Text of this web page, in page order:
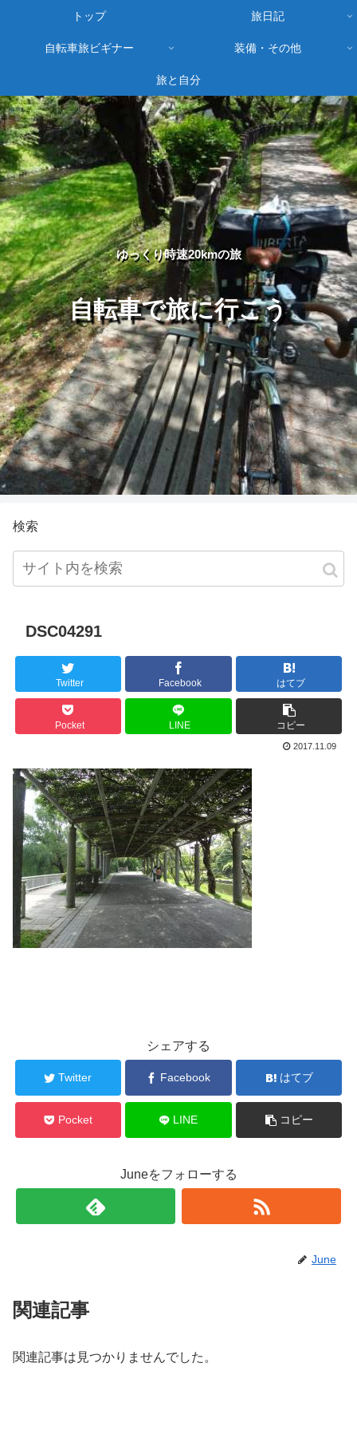
ゆっくり時速20kmの旅
自転車で旅に行こう
トップ 旅日記
自転車旅ビギナー 装備・その他
旅と自分
検索
DSC04291
Twitter Facebook はてブ
Pocket LINE コピー
2017.11.09
シェアする
Twitter Facebook はてブ
Pocket LINE コピー
Juneをフォローする
June
関連記事
関連記事は見つかりませんでした。